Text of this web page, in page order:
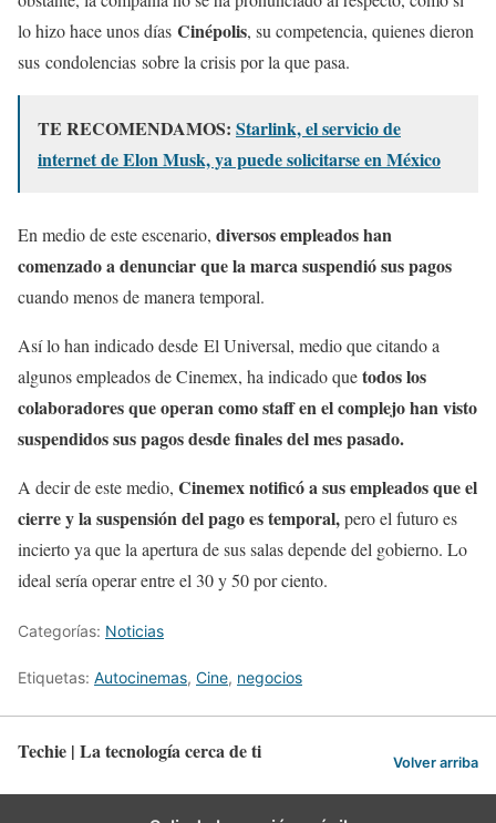
lo hizo hace unos días Cinépolis, su competencia, quienes dieron
sus condolencias sobre la crisis por la que pasa.
TE RECOMENDAMOS: Starlink, el servicio de
internet de Elon Musk, ya puede solicitarse en México
En medio de este escenario, diversos empleados han
comenzado a denunciar que la marca suspendió sus pagos
cuando menos de manera temporal.
Así lo han indicado desde El Universal, medio que citando a
algunos empleados de Cinemex, ha indicado quetodos los
colaboradores que operan como staff en el complejo han visto
suspendidos sus pagos desde finales del mes pasado.
A decir de este medio, Cinemex notificó a sus empleados que el
cierre y la suspensión del pago es temporal,pero el futuro es
incierto ya que la apertura de sus salas depende del gobierno. Lo
ideal sería operar entre el 30 y 50 por ciento.
Categorías: Noticias
Etiquetas: Autocinemas, Cine, negocios
Techie | La tecnología cerca de ti Volver arriba